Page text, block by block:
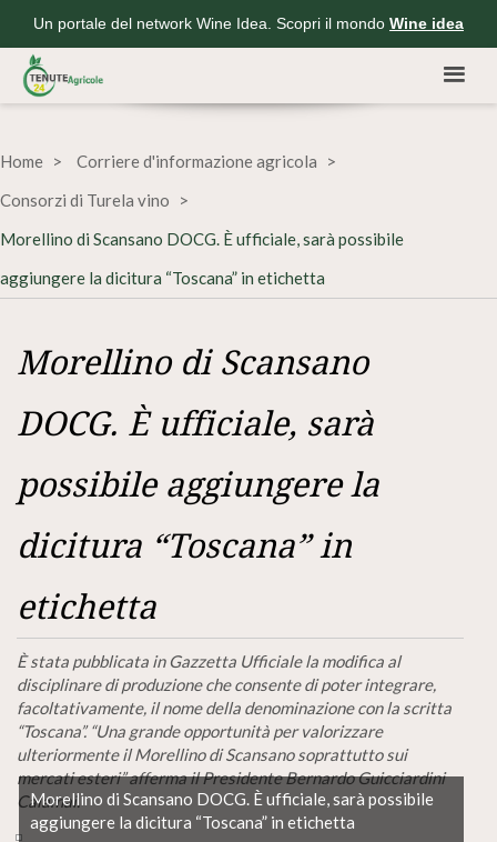
Un portale del network Wine Idea. Scopri il mondo Wine idea
Home
Corriere d'informazione agricola
Consorzi di Turela vino
Morellino di Scansano DOCG. È ufficiale, sarà possibile
aggiungere la dicitura “Toscana” in etichetta
Morellino di Scansano
DOCG. È ufficiale, sarà
possibile aggiungere la
dicitura “Toscana” in
etichetta
È stata pubblicata in Gazzetta Ufficiale la modifica al
disciplinare di produzione che consente di poter integrare,
facoltativamente, il nome della denominazione con la scritta
“Toscana”. “Una grande opportunità per valorizzare
ulteriormente il Morellino di Scansano soprattutto sui
mercati esteri” afferma il Presidente Bernardo Guicciardini
Calamai.
Morellino di Scansano DOCG. È ufficiale, sarà possibile
aggiungere la dicitura “Toscana” in etichetta